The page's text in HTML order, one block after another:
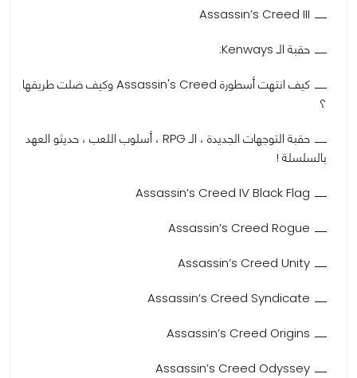
Assassin’s Creed III
حقبة الـ Kenways:
كيف انتهت أسطورة Assassin's Creed وكيف ضلت طريقها
؟
حقبة التوجهات الجديدة ، الـ RPG ، أسلوب اللعب ، حديثو العهد
بالسلسلة !
Assassin’s Creed IV Black Flag
Assassin’s Creed Rogue
Assassin’s Creed Unity
Assassin’s Creed Syndicate
Assassin’s Creed Origins
Assassin’s Creed Odyssey